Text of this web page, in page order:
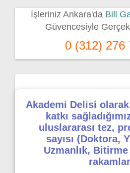
İşleriniz Ankara'da Bill
Güvencesiyle
0 (312) 276
Akademi Delisi
katkı
uluslararası tez,
sayısı (Doktora,
Uzmanlık,